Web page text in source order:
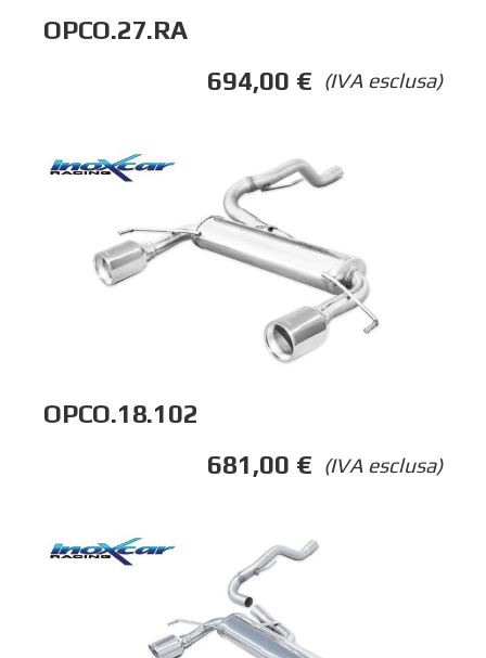
OPCO.27.RA
(IVA esclusa)
694,00 €
OPCO.18.102
(IVA esclusa)
681,00 €